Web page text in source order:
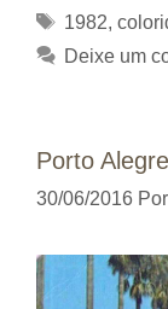
Tags
1982,
Deixe um
Porto
30/06/2016 Por